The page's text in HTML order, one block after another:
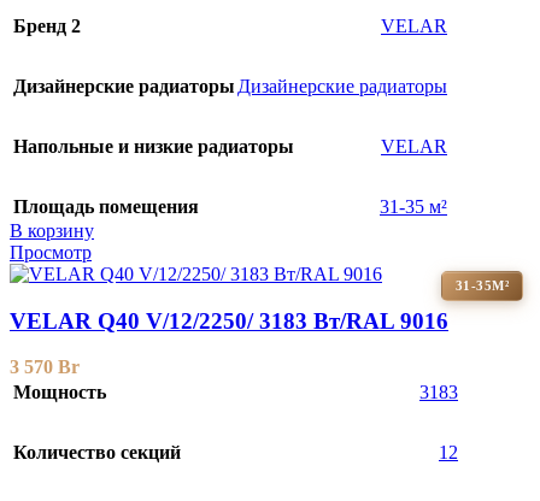
Бренд 2 VELAR
Дизайнерские радиаторы Дизайнерские радиаторы
Напольные и низкие радиаторы VELAR
Площадь помещения
31-35 м²
В корзину
Просмотр
31-35М²
VELAR Q40 V/12/2250/ 3183 Bт/RAL 9016
3 570 Br
Мощность
3183
Количество секций 12